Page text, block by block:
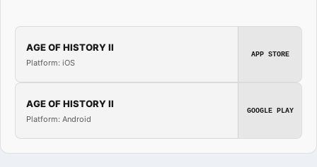
AGE OF HISTORY II
Platform: iOS
APP STORE
AGE OF HISTORY II
Platform: Android
GOOGLE PLAY